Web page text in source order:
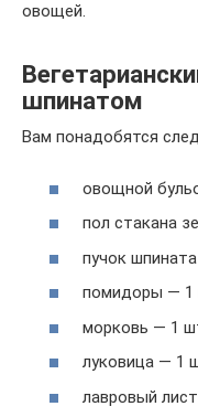
овощей.
шпинатом
Вам понадобятся
овощной
пол стакана
пучок
помидоры — 1
морковь — 1
луковица — 1
лавровый